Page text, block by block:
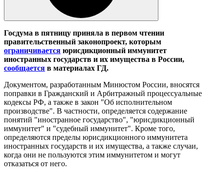
Госдума в пятницу приняла в первом чтении
правительственный законопроект, которым
ограничивается юрисдикционный иммунитет
иностранных государств и их имущества в России,
сообщается в материалах ГД.
Документом, разработанным Минюстом России, вносятся
поправки в Гражданский и Арбитражный процессуальные
кодексы РФ, а также в закон "Об исполнительном
производстве". В частности, определяется содержание
понятий "иностранное государство", "юрисдикционный
иммунитет" и "судебный иммунитет". Кроме того,
определяются пределы юрисдикционного иммунитета
иностранных государств и их имущества, а также случаи,
когда они не пользуются этим иммунитетом и могут
отказаться от него.